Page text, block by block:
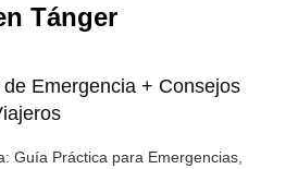
Tánger
Emergencia + Consejos
Guía Práctica para Emergencias,